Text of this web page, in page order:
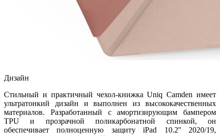
Дизайн
Стильный и практичный чехол-книжка Uniq Camden имеет
ультратонкий дизайн и выполнен из высококачественных
материалов. Разработанный с амортизирующим бампером
TPU и прозрачной поликарбонатной спинкой, он
обеспечивает полноценную защиту iPad 10.2'' 2020/19,